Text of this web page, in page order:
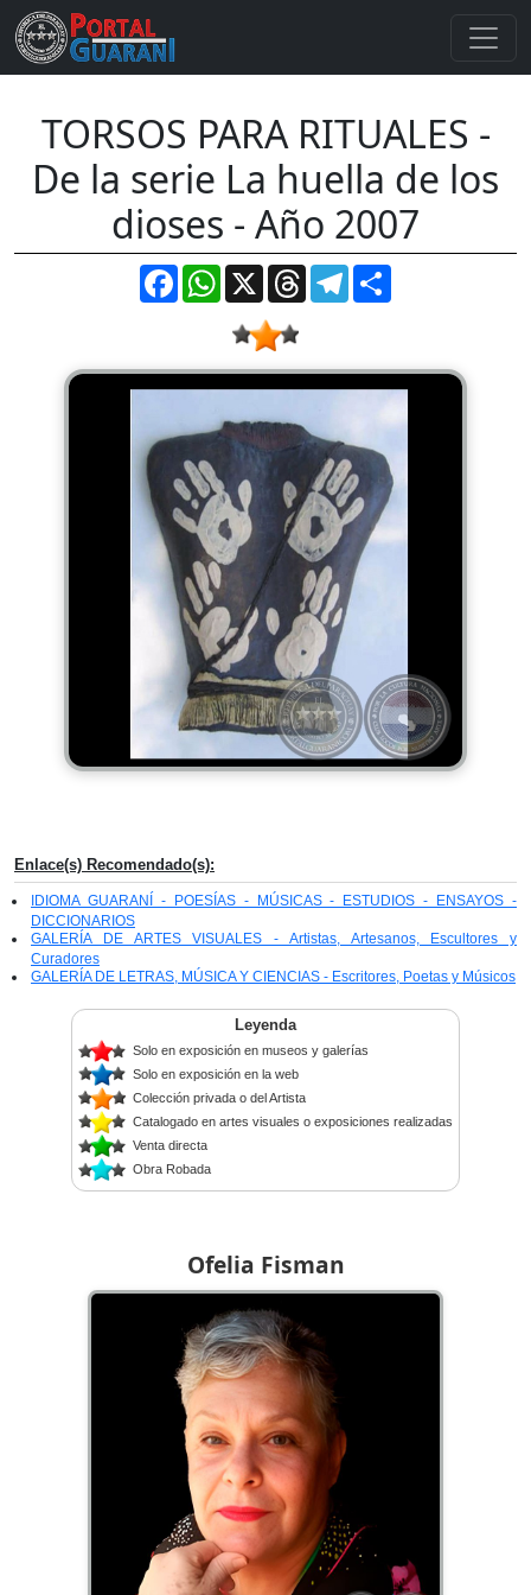
Ofelia Fisman
TORSOS PARA RITUALES -
De la serie La huella de los
dioses - Año 2007
FacebookWhatsApp
X ThreadsTelegram
Enlace(s) Recomendado(s):
IDIOMA GUARANÍ - POESÍAS - MÚSICAS - ESTUDIOS - ENSAYOS -
DICCIONARIOS
GALERÍA DE ARTES VISUALES - Artistas, Artesanos, Escultores y
Curadores
GALERÍA DE LETRAS, MÚSICA Y CIENCIAS - Escritores, Poetas y Músicos
Leyenda
Solo en exposición en museos y galerías
Solo en exposición en la web
Colección privada o del Artista
Catalogado en artes visuales o exposiciones realizadas
Venta directa
Obra Robada